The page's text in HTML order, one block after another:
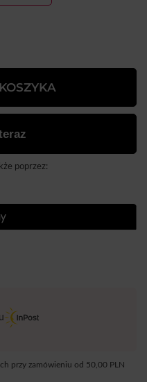
poprzez:
przy zamówieniu od 50,00 PLN